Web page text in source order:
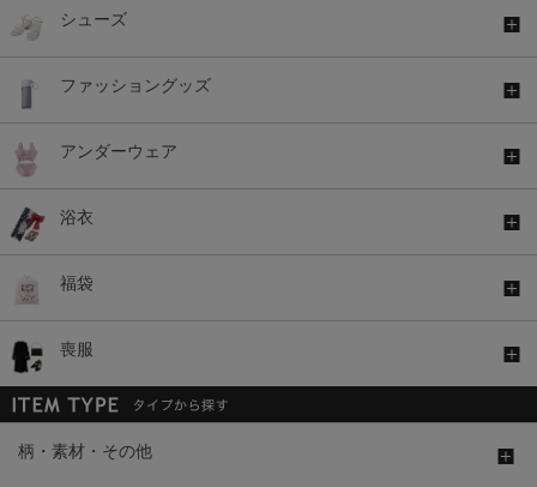
シューズ
ファッショングッズ
アンダーウェア
浴衣
福袋
喪服
柄・素材・その他